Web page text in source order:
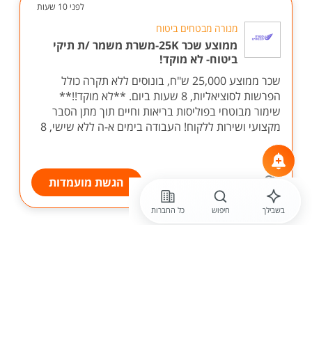
לפני 10 שעות
מנורה מבטחים ביטוח
ממוצע שכר 25K-משרת משמר /ת תיקי
ביטוח- לא מוקד!
שכר ממוצע 25,000 ש"ח, בונוסים ללא תקרה כולל
הפרשות לסוציאליות, 8 שעות ביום. **לא מוקד!!**
שימור מבוטחי בפוליסות בריאות וחיים תוך מתן הסבר
מקצועי ושירות ללקוח! העבודה בימים א-ה ללא שישי, 8
...
הגשת מועמדות
בשבילך חיפוש כל החברות